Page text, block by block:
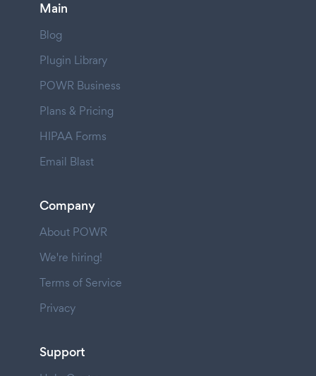
Main
Blog
Plugin Library
POWR Business
Plans & Pricing
HIPAA Forms
Email Blast
Company
About POWR
We're hiring!
Terms of Service
Privacy
Support